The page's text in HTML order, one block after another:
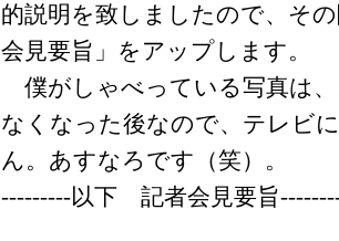
的説明を致しましたので、そ
会見要旨」をアップします。
僕がしゃべっている写真は
なくなった後なので、テレビ
ん。あすなろです（笑）。
---------以下 記者会見要旨